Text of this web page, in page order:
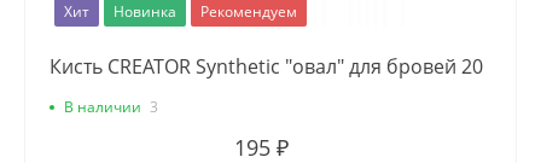
Хит Новинка Рекомендуем
Кисть CREATOR Synthetic "овал" для бровей 20
В наличии 3
195 ₽